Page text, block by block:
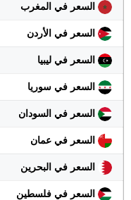
السعر في المغرب
السعر في الأردن
السعر في ليبيا
السعر في سوريا
السعر في السودان
السعر في عمان
السعر في البحرين
السعر في فلسطين